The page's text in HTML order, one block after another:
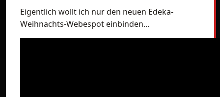
Eigentlich wollt ich nur den neuen Edeka-
Weihnachts-Webespot einbinden…